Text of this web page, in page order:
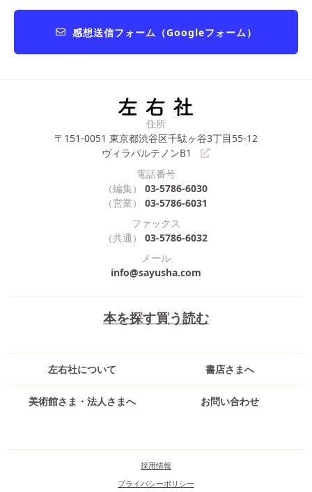
感想送信フォーム（Googleフォーム）
本を探す買う読む
左右社について 書店さまへ
美術館さま・法人さまへ お問い合わせ
採用情報
プライバシーポリシー
住所
〒151-0051 東京都渋谷区千駄ヶ谷3丁目55-12
ヴィラパルテノンB1
電話番号
（編集）
03-5786-6030
（営業）
03-5786-6031
ファックス
（共通）
03-5786-6032
メール
info@sayusha.com